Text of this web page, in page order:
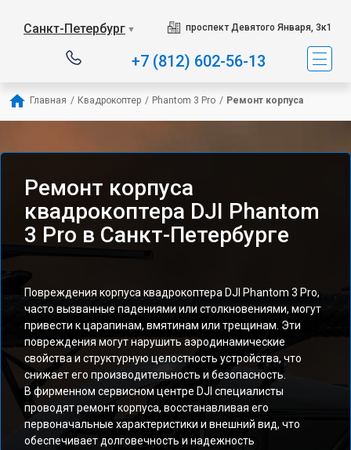
Санкт-Петербург ▼ проспект Девятого Января, 3к1
+7 (812) 602-56-13
Главная / Квадрокоптер / Phantom 3 Pro / Ремонт корпуса
Ремонт корпуса
квадрокоптера DJI Phantom
3 Pro в Санкт-Петербурге
Повреждения корпуса квадрокоптера DJI Phantom 3 Pro,
часто вызванные падениями или столкновениями, могут
привести к царапинам, вмятинам или трещинам. Эти
повреждения могут нарушить аэродинамические
свойства и структурную целостность устройства, что
снижает его производительность и безопасность.
В фирменном сервисном центре DJI специалисты
проводят ремонт корпуса, восстанавливая его
первоначальные характеристики и внешний вид, что
обеспечивает долговечность и надежность